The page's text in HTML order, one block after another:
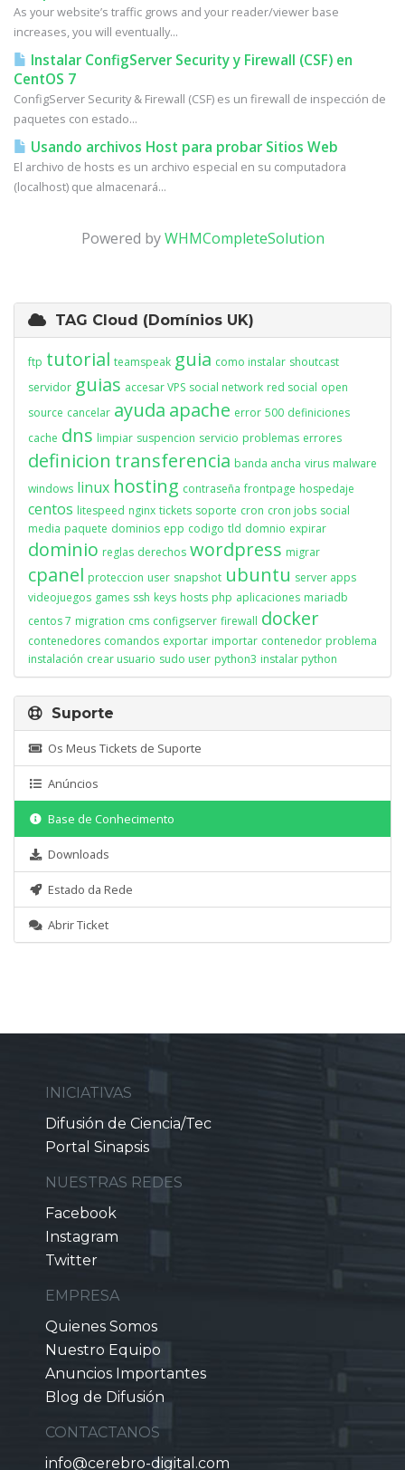
As your website’s traffic grows and your reader/viewer base
increases, you will eventually...
Instalar ConfigServer Security y Firewall (CSF) en
CentOS 7
ConfigServer Security & Firewall (CSF) es un firewall de inspección de
paquetes con estado...
Usando archivos Host para probar Sitios Web
El archivo de hosts es un archivo especial en su computadora
(localhost) que almacenará...
Powered byWHMCompleteSolution
TAG Cloud (Domínios UK)
ftp tutorial teamspeak guia como instalar shoutcast
servidor guias accesar VPS social network red social open
source cancelar ayuda apache error 500 definiciones
cache dns limpiar suspencion servicio problemas errores
definicion transferencia banda ancha virus malware
windows linux hosting contraseña frontpage hospedaje
centos litespeed nginx tickets soporte cron cron jobs social
media paquete dominios epp codigo tld domnio expirar
dominio reglas derechos wordpress migrar
cpanel proteccion user snapshot ubuntu server apps
videojuegos games ssh keys hosts php aplicaciones mariadb
centos 7 migration cms configserver firewall docker
contenedores comandos exportar importar contenedor problema
instalación crear usuario sudo user python3 instalar python
Suporte
Os Meus Tickets de Suporte
Anúncios
Base de Conhecimento
Downloads
Estado da Rede
Abrir Ticket
INICIATIVAS
Difusión de Ciencia/Tec
Portal Sinapsis
NUESTRAS REDES
Facebook
Instagram
Twitter
EMPRESA
Quienes Somos
Nuestro Equipo
Anuncios Importantes
Blog de Difusión
CONTACTANOS
info@cerebro-digital.com